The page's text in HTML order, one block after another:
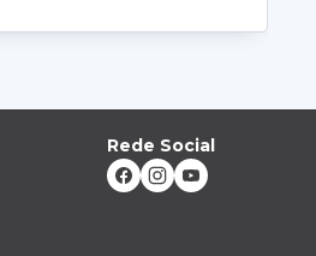
Rede Social